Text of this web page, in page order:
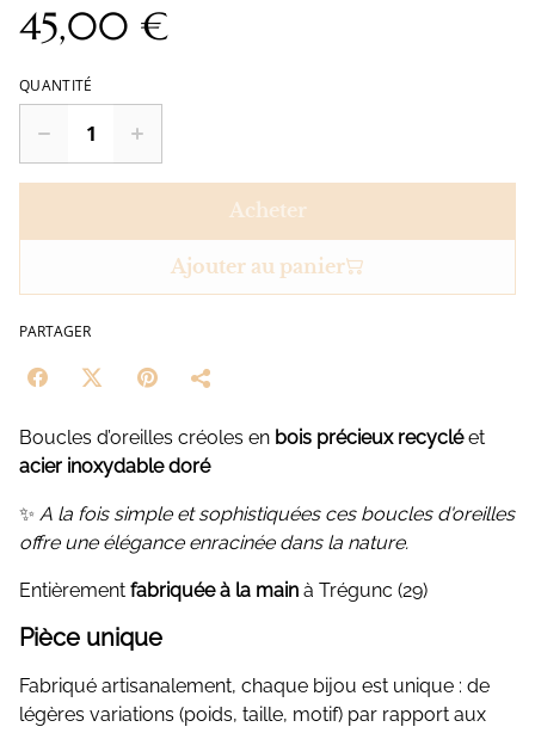
45,00 €
QUANTITÉ
Acheter
Ajouter au panier
PARTAGER
Boucles d’oreilles créoles en bois précieux recycléet
acier inoxydable doré
✨ A la fois simple et sophistiquées ces boucles d'oreilles
offre une élégance enracinée dans la nature.
Entièrement fabriquée à la main à Trégunc (29)
Pièce unique
Fabriqué artisanalement, chaque bijou est unique : de
légères variations (poids, taille, motif) par rapport aux